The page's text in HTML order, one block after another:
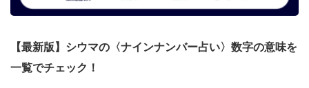
【最新版】シウマの〈ナインナンバー占い〉数字の意味を
一覧でチェック！